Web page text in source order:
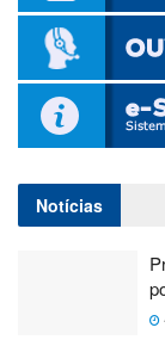
Notícias